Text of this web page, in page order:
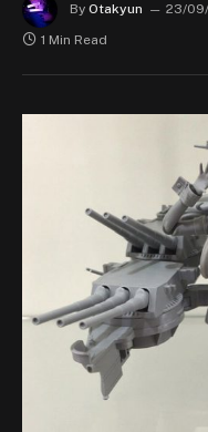
By Otakyun 23/
1 Min Read